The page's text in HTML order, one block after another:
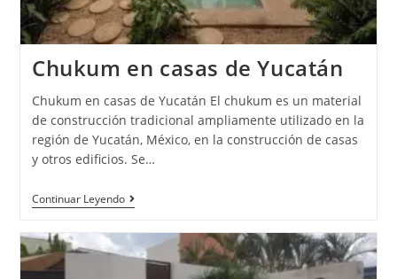
Chukum en casas de Yucatán
Chukum en casas de Yucatán El chukum es un material
de construcción tradicional ampliamente utilizado en la
región de Yucatán, México, en la construcción de casas
y otros edificios. Se…
Continuar Leyendo